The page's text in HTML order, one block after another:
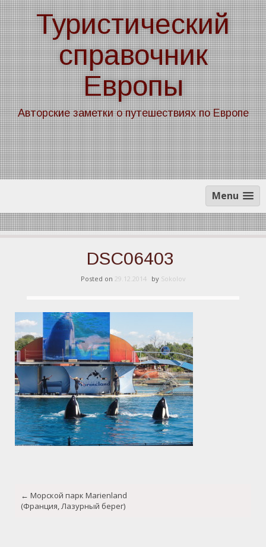
Skip
to
content
Туристический
справочник
Европы
Авторские заметки о путешествиях по Европе
Menu
DSC06403
Posted on 29.12.2014 by Sokolov
navigation
← Морской парк Marienland
(Франция, Лазурный берег)